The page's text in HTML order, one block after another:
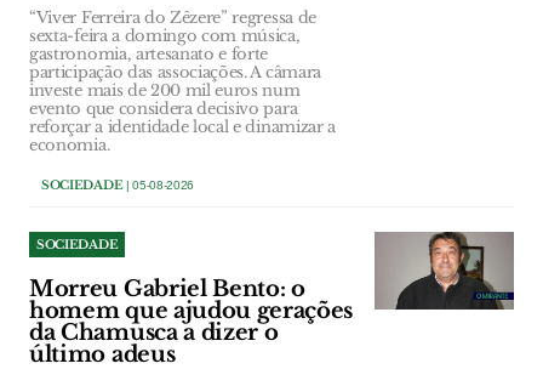
“Viver Ferreira do Zêzere” regressa de
sexta-feira a domingo com música,
gastronomia, artesanato e forte
participação das associações. A câmara
investe mais de 200 mil euros num
evento que considera decisivo para
reforçar a identidade local e dinamizar a
economia.
SOCIEDADE| 05-08-2026
SOCIEDADE
Morreu Gabriel Bento: o
homem que ajudou gerações
da Chamusca a dizer o
último adeus